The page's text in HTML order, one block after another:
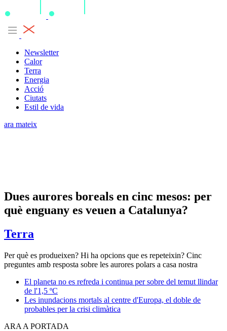
Newsletter
Calor
Terra
Energia
Acció
Ciutats
Estil de vida
ara mateix
Dues aurores boreals en cinc mesos: per
què enguany es veuen a Catalunya?
Terra
Per què es produeixen? Hi ha opcions que es repeteixin? Cinc
preguntes amb resposta sobre les aurores polars a casa nostra
El planeta no es refreda i continua per sobre del temut llindar
de l'1,5 ºC
Les inundacions mortals al centre d'Europa, el doble de
probables per la crisi climàtica
ARA A PORTADA